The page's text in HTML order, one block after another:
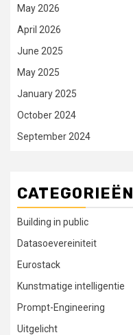
May 2026
April 2026
June 2025
May 2025
January 2025
October 2024
September 2024
CATEGORIEËN
Building in public
Datasoevereiniteit
Eurostack
Kunstmatige intelligentie
Prompt-Engineering
Uitgelicht